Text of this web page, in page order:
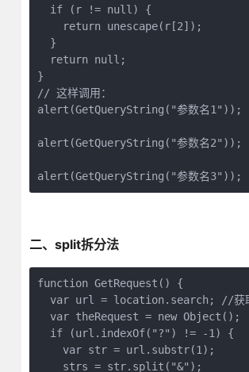
  if (r != null) {
    return unescape(r[2]);
  }
  return null;
}
// 这样调用：
alert(GetQueryString("参数名1"));
alert(GetQueryString("参数名2"));
alert(GetQueryString("参数名3"));
二、split拆分法
function GetRequest() {
var url = location.search; //获
  var theRequest = new Object();
  if (url.indexOf("?") != -1) {
    var str = url.substr(1);
    strs = str.split("&");